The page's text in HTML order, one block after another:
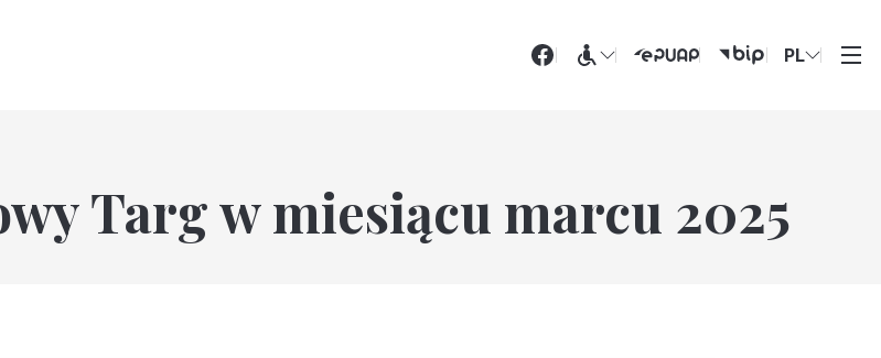
PL
Targ w miesiącu marcu 2025